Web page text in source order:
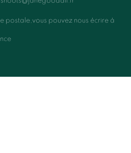
postale,vous pouvez nous écrire à